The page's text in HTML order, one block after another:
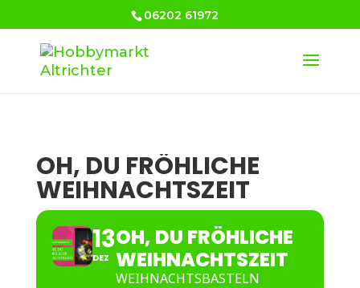
06202 61972
OH, DU FRÖHLICHE
WEIHNACHTSZEIT
13
DEZ
OH, DU FRÖHLICHE
WEIHNACHTSZEIT
WEIHNACHTSBASTELN